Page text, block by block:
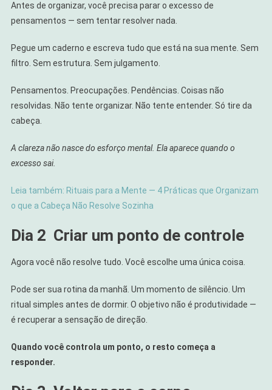
Antes de organizar, você precisa parar o excesso de
pensamentos — sem tentar resolver nada.
Pegue um caderno e escreva tudo que está na sua mente. Sem
filtro. Sem estrutura. Sem julgamento.
Pensamentos. Preocupações. Pendências. Coisas não
resolvidas. Não tente organizar. Não tente entender. Só tire da
cabeça.
A clareza não nasce do esforço mental. Ela aparece quando o
excesso sai.
Leia também: Rituais para a Mente — 4 Práticas que Organizam
o que a Cabeça Não Resolve Sozinha
Dia 2 Criar um ponto de controle
Agora você não resolve tudo. Você escolhe uma única coisa.
Pode ser sua rotina da manhã. Um momento de silêncio. Um
ritual simples antes de dormir. O objetivo não é produtividade —
é recuperar a sensação de direção.
Quando você controla um ponto, o resto começa a
responder.